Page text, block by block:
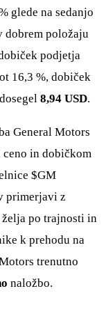
glede na sedanjo
dobrem položaju
podjetja
16,3 %, dobiček
8,94 USD.
General Motors
ceno in dobičkom
$GM
primerjavi z
po trajnosti in
k prehodu na
trenutno
naložbo.